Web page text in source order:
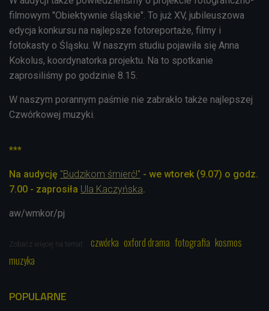
filmowym "Obiektywnie śląskie". To już XV, jubileuszowa
edycja konkursu na najlepsze fotoreportaże, filmy i
fotokasty o Śląsku. W naszym studiu pojawiła się Anna
Kokolus, koordynatorka projektu. Na to spotkanie
zaprosiliśmy po godzinie 8.15.
W naszym porannym paśmie nie zabrakło także najlepszej
Czwórkowej muzyki.
***
Na audycję "Budzikom śmierć!" - we wtorek (9.07) o godz.
7.00 - zaprosiła Ula Kaczyńska.
aw/wmkor/pj
Zobacz więcej na temat: czwórka oxford drama fotografia kosmos
muzyka
POPULARNE